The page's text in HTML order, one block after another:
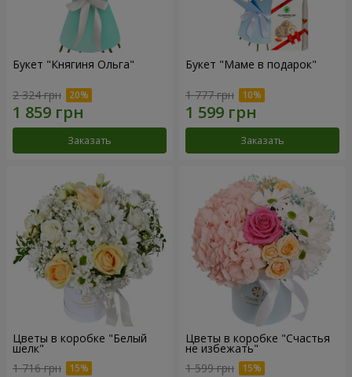
Букет "Княгиня Ольга"
2 324 грн
Заказать
Букет "Маме в подарок"
1 777 грн
Заказать
Цветы в коробке "Белый
шелк"
1 716 грн
Цветы в коробке "Счастья
не избежать"
1 599 грн